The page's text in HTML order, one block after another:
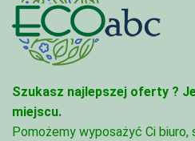
Szukasz najlepszej oferty ?
miejscu.
Pomożemy wyposażyć Ci biuro,